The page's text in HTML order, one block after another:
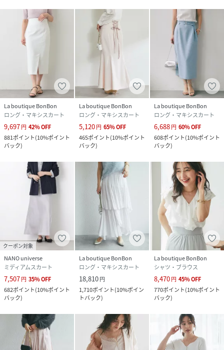
La boutique BonBon
ロング・マキシスカート
9,697円 42%OFF
881ポイント(10%ポイント
バック)
La boutique BonBon
ロング・マキシスカート
5,120円 65%OFF
465ポイント(10%ポイント
バック)
La boutique BonBon
ロング・マキシスカート
6,688円 60%OFF
608ポイント(10%ポイント
バック)
クーポン対象
NANO universe
ミディアムスカート
7,507円 35%OFF
682ポイント(10%ポイント
バック)
La boutique BonBon
ロング・マキシスカート
18,810円
1,710ポイント(10%ポイン
トバック)
La boutique BonBon
シャツ・ブラウス
8,470円 45%OFF
770ポイント(10%ポイント
バック)